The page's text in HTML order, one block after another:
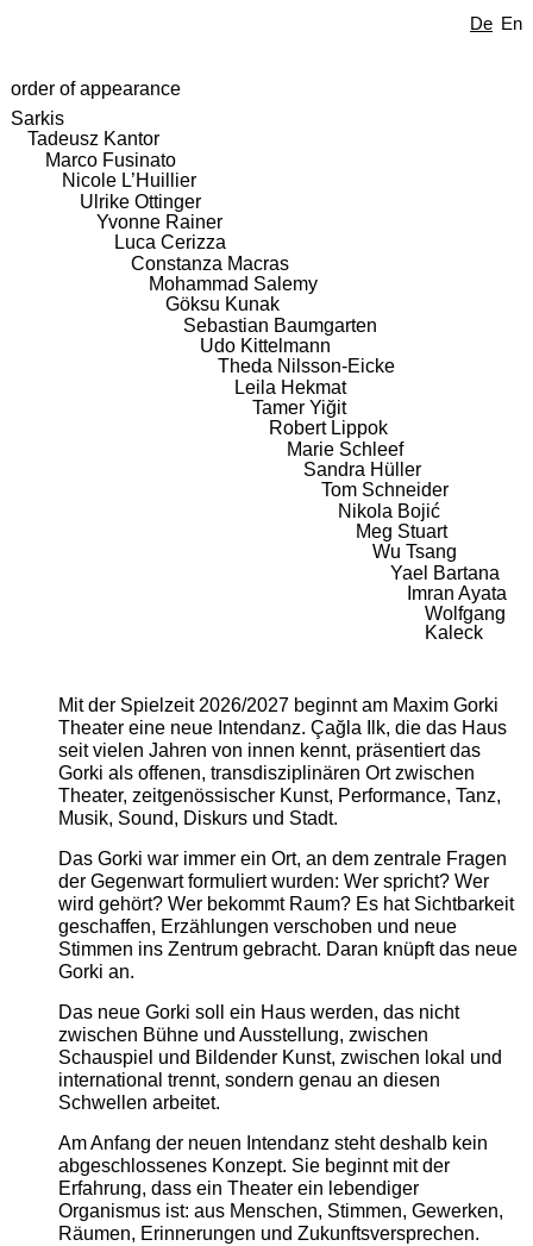
De En
order of appearance
Sarkis
Tadeusz Kantor
Marco Fusinato
Nicole L’Huillier
Ulrike Ottinger
Yvonne Rainer
Luca Cerizza
Constanza Macras
Mohammad Salemy
Göksu Kunak
Sebastian Baumgarten
Udo Kittelmann
Theda Nilsson-Eicke
Leila Hekmat
Tamer Yiğit
Robert Lippok
Marie Schleef
Sandra Hüller
Tom Schneider
Nikola Bojić
Meg Stuart
Wu Tsang
Yael Bartana
Imran Ayata
Wolfgang
Kaleck
Mit der Spielzeit 2026/2027 beginnt am Maxim Gorki
Theater eine neue Intendanz. Çağla Ilk, die das Haus
seit vielen Jahren von innen kennt, präsentiert das
Gorki als offenen, transdisziplinären Ort zwischen
Theater, zeitgenössischer Kunst, Performance, Tanz,
Musik, Sound, Diskurs und Stadt.
Das Gorki war immer ein Ort, an dem zentrale Fragen
der Gegenwart formuliert wurden: Wer spricht? Wer
wird gehört? Wer bekommt Raum? Es hat Sichtbarkeit
geschaffen, Erzählungen verschoben und neue
Stimmen ins Zentrum gebracht. Daran knüpft das neue
Gorki an.
Das neue Gorki soll ein Haus werden, das nicht
zwischen Bühne und Ausstellung, zwischen
Schauspiel und Bildender Kunst, zwischen lokal und
international trennt, sondern genau an diesen
Schwellen arbeitet.
Am Anfang der neuen Intendanz steht deshalb kein
abgeschlossenes Konzept. Sie beginnt mit der
Erfahrung, dass ein Theater ein lebendiger
Organismus ist: aus Menschen, Stimmen, Gewerken,
Räumen, Erinnerungen und Zukunftsversprechen.